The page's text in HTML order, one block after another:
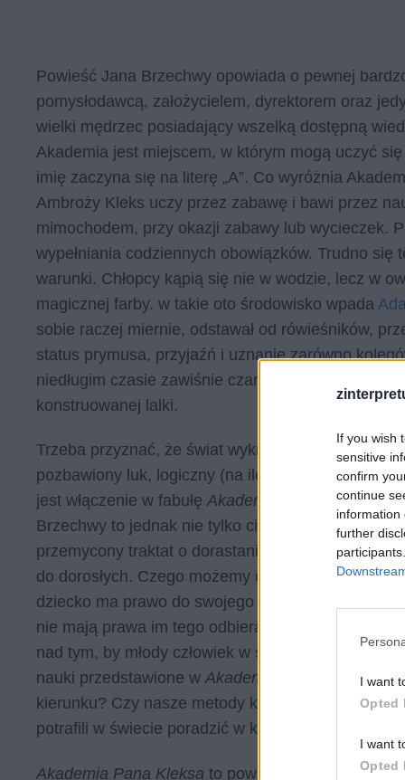
If you wish
sensitive
confirm
continue
information
further
I want
Opted
I want
Opted
Powieść Jana Brzechwy opowiada o pewnej
pomysłodawcą, założycielem, dyrektorem oraz
wielki mędrzec posiadający wszelką dostępną
Akademia jest miejscem, w którym mogą uczyć
imię zaczyna się na literę „A”. Co wyróżnia
Ambroży Kleks uczy przez zabawę i bawi przez
mimochodem, przy okazji zabawy lub wycieczek.
wypełniania codziennych obowiązków. Trudno
warunki. Chłopcy kąpią się nie w wodzie, lecz w
magicznej farby. w takie oto środowisko wpada
sobie raczej miernie, odstawał od rówieśników,
status prymusa, przyjaźń i uznanie zarówno
niedługim czasie zawiśnie czarna chmura za
konstruowanej lalki.
Trzeba przyznać, że świat wykreowany przez
pozbawiony luk, logiczny (na ile oczywiście
jest włączenie w fabułęAkademii Pana Kleksa,
Brzechwy to jednak nie tylko ciekawa historia i
przemycony traktat o dorastaniu. W tym sensie,
do dorosłych. Czego możemy dowiedzieć się z
dziecko ma prawo do swojego dzieciństwa, do
nie mają prawa im tego odbierać, ponieważ może
nad tym, by młody człowiek w świecie
nauki przedstawione wAkademii
każe nam
kierunku? Czy nasze metody kształcą ludzi
potrafili w świecie poradzić w każdej sytuacji? Czy
Akademia Pana Kleksa to powieść, którą każdy